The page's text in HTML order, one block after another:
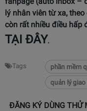
lý nhân viên từ xa,
còn rất nhiều điều hấp
TẠI ĐÂY.
Tags
phần mềm
quản lý giao
ĐĂNG KÝ DÙNG THỬ